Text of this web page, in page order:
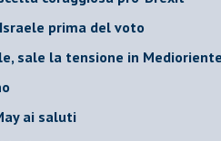
prima del voto
sale la tensione in
ai saluti